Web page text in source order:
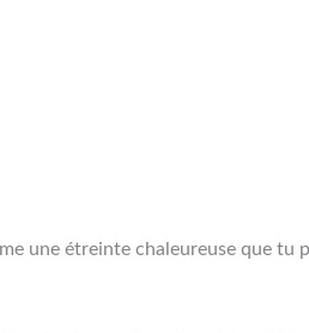
une étreinte chaleureuse que tu